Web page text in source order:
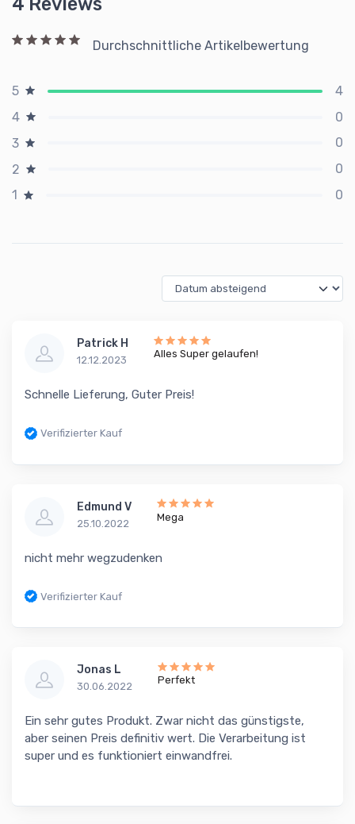
Durchschnittliche Artikelbewertung
5
4
4
0
3
0
2
0
1
0
Patrick H
12.12.2023
Alles Super gelaufen!
Schnelle Lieferung, Guter Preis!
Verifizierter Kauf
Edmund V
25.10.2022
Mega
nicht mehr wegzudenken
Verifizierter Kauf
Jonas L
30.06.2022
Perfekt
Ein sehr gutes Produkt. Zwar nicht das günstigste,
aber seinen Preis definitiv wert. Die Verarbeitung ist
super und es funktioniert einwandfrei.